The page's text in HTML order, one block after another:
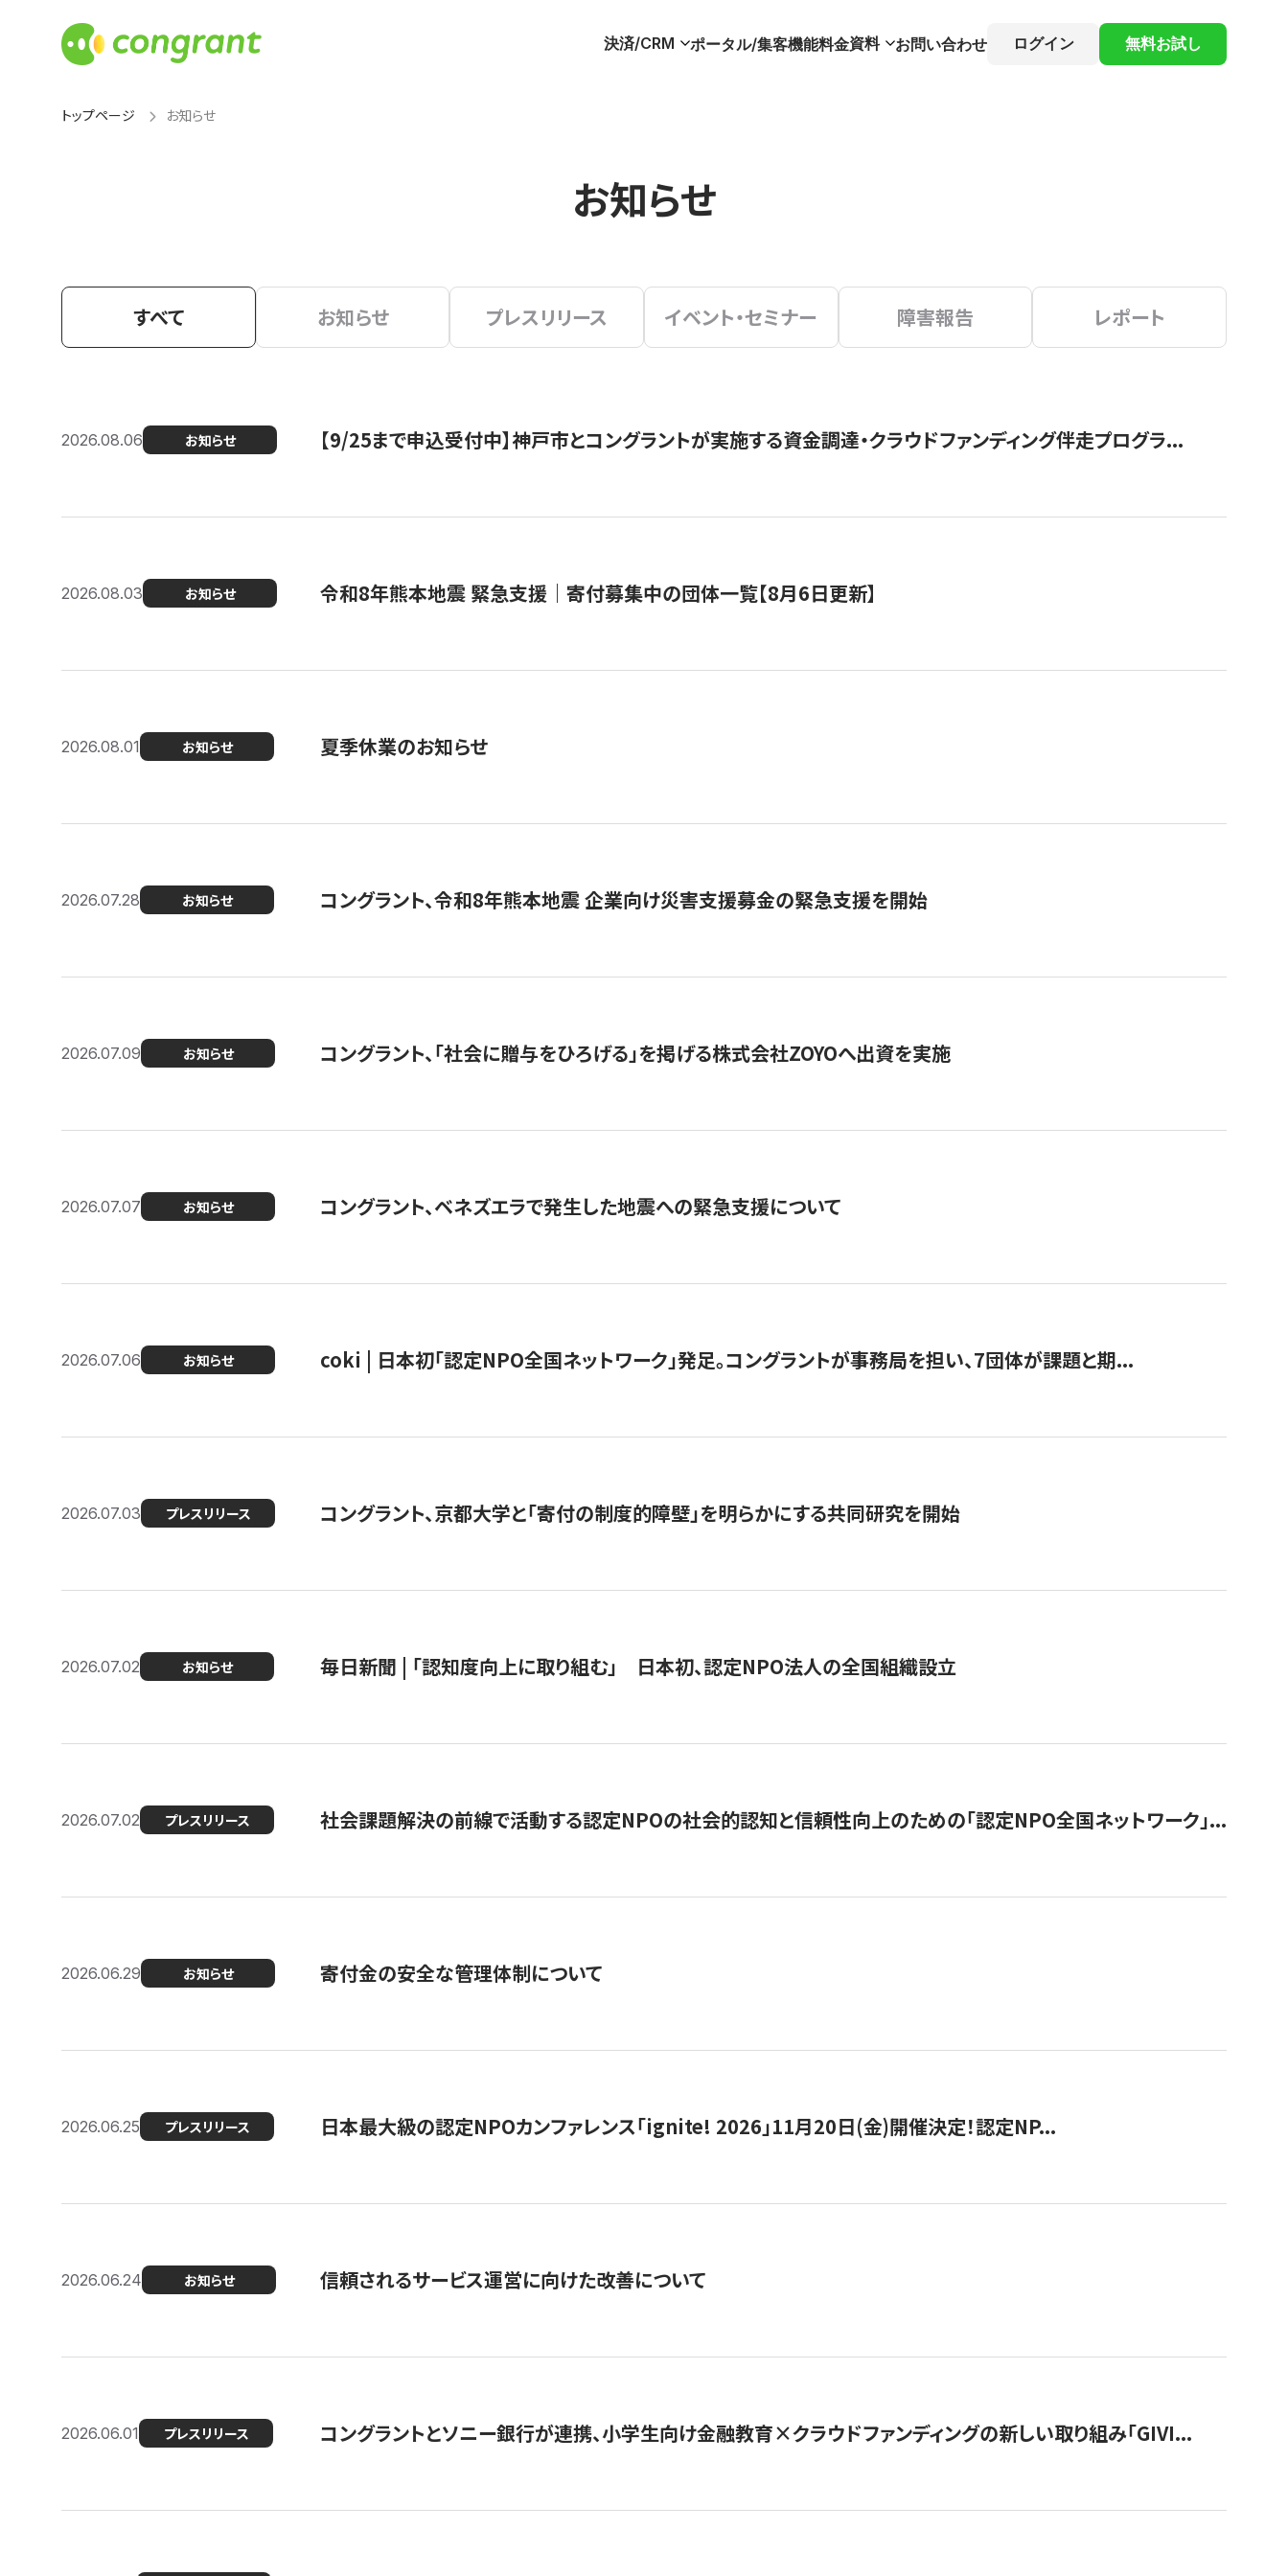
決済/CRM ポータル/集客機能料金資料 お問い合わせ ログイン 無料お試し
トップページ お知らせ
お知らせ
すべて お知らせ プレスリリース イベント・セミナー 障害報告 レポート
2026.08.06 お知らせ 【9/25まで申込受付中】神戸市とコングラントが実施する資金調達・クラウドファンディング伴走プログラ...
2026.08.03 お知らせ 令和8年熊本地震 緊急支援｜寄付募集中の団体一覧【8月6日更新】
2026.08.01 お知らせ 夏季休業のお知らせ
2026.07.28 お知らせ コングラント、令和8年熊本地震 企業向け災害支援募金の緊急支援を開始
2026.07.09 お知らせ コングラント、「社会に贈与をひろげる」を掲げる株式会社ZOYOへ出資を実施
2026.07.07 お知らせ コングラント、ベネズエラで発生した地震への緊急支援について
2026.07.06 お知らせ coki | 日本初「認定NPO全国ネットワーク」発足。コングラントが事務局を担い、7団体が課題と期...
2026.07.03 プレスリリース コングラント、京都大学と「寄付の制度的障壁」を明らかにする共同研究を開始
2026.07.02 お知らせ 毎日新聞 | 「認知度向上に取り組む」 日本初、認定NPO法人の全国組織設立
2026.07.02 プレスリリース 社会課題解決の前線で活動する認定NPOの社会的認知と信頼性向上のための「認定NPO全国ネットワーク」...
2026.06.29 お知らせ 寄付金の安全な管理体制について
2026.06.25 プレスリリース 日本最大級の認定NPOカンファレンス「ignite! 2026」11月20日(金)開催決定！認定NP...
2026.06.24 お知らせ 信頼されるサービス運営に向けた改善について
2026.06.01 プレスリリース コングラントとソニー銀行が連携、小学生向け金融教育×クラウドファンディングの新しい取り組み「GIVI...